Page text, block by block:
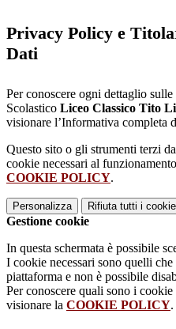
Privacy Policy e
Dati
Per conoscere ogni dettaglio
Scolastico Liceo Classico Tito
visionare l’Informativa completa
Questo sito o gli strumenti terzi
cookie necessari al
COOKIE POLICY.
Personalizza Rifiuta tutti i
Gestione cookie
In questa schermata è possibile
I cookie necessari sono quelli
piattaforma e non è possibile
Per conoscere quali sono i
visionare la COOKIE POLICY.